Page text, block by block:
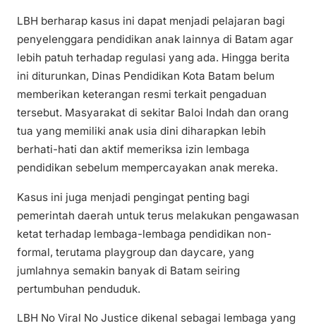
LBH berharap kasus ini dapat menjadi pelajaran bagi
penyelenggara pendidikan anak lainnya di Batam agar
lebih patuh terhadap regulasi yang ada. Hingga berita
ini diturunkan, Dinas Pendidikan Kota Batam belum
memberikan keterangan resmi terkait pengaduan
tersebut. Masyarakat di sekitar Baloi Indah dan orang
tua yang memiliki anak usia dini diharapkan lebih
berhati-hati dan aktif memeriksa izin lembaga
pendidikan sebelum mempercayakan anak mereka.
Kasus ini juga menjadi pengingat penting bagi
pemerintah daerah untuk terus melakukan pengawasan
ketat terhadap lembaga-lembaga pendidikan non-
formal, terutama playgroup dan daycare, yang
jumlahnya semakin banyak di Batam seiring
pertumbuhan penduduk.
LBH No Viral No Justice dikenal sebagai lembaga yang